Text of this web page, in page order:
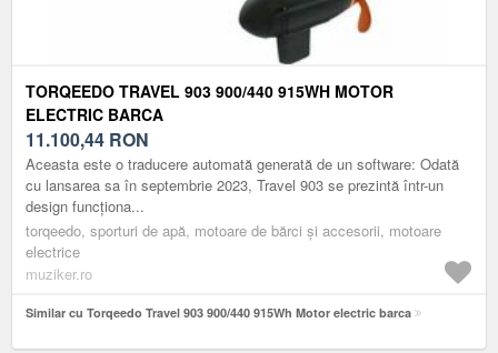
TORQEEDO TRAVEL 903 900/440 915WH MOTOR
ELECTRIC BARCA
11.100,44 RON
Aceasta este o traducere automată generată de un software: Odată
cu lansarea sa în septembrie 2023, Travel 903 se prezintă într-un
design funcționa...
torqeedo, sporturi de apă, motoare de bărci și accesorii, motoare
electrice
muziker.ro
Similar cu Torqeedo Travel 903 900/440 915Wh Motor electric barca